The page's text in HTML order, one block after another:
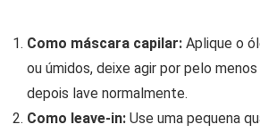
Como máscara capilar: Aplique o
ou úmidos, deixe agir por pelo
depois lave normalmente.
Como leave-in: Use uma pequena